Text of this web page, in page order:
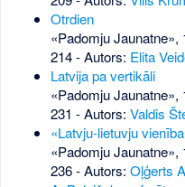
Otrdien
«Padomju Jaunatne»,
214- Autors: Elita
Latvija pa vertikāli
«Padomju Jaunatne»,
231 - Autors: Valdis
«Latvju-lietuvju
«Padomju Jaunatne»,
236- Autors: Oļģerts